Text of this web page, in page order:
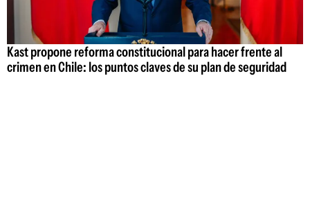
Kast propone reforma constitucional para hacer frente al
crimen en Chile: los puntos claves de su plan de seguridad